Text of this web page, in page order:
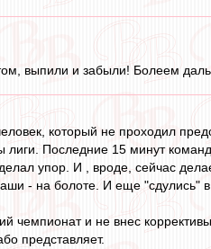
выпили и забыли! Болеем
который не проходил
лиги. Последние 15 минут
упор. И , вроде, сейчас
- на болоте. И еще "сдулись" в
чемпионат и не внес
представляет.